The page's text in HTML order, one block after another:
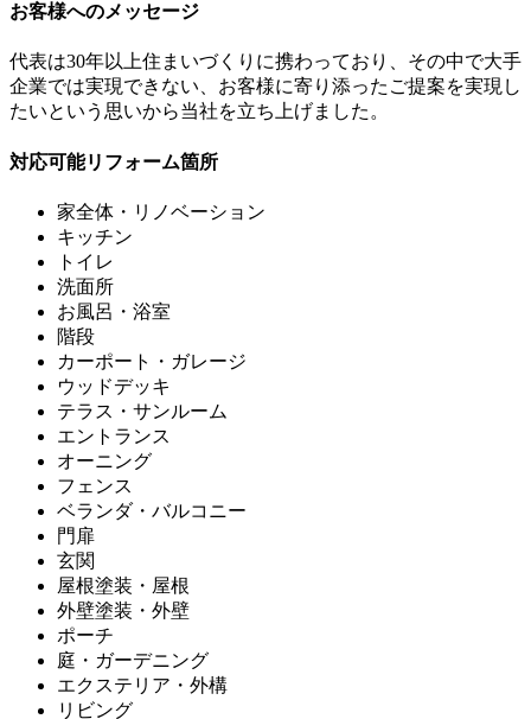
お客様へのメッセージ
代表は30年以上住まいづくりに携わっており、その中で大手
企業では実現できない、お客様に寄り添ったご提案を実現し
たいという思いから当社を立ち上げました。
対応可能リフォーム箇所
家全体・リノベーション
キッチン
トイレ
洗面所
お風呂・浴室
階段
カーポート・ガレージ
ウッドデッキ
テラス・サンルーム
エントランス
オーニング
フェンス
ベランダ・バルコニー
門扉
玄関
屋根塗装・屋根
外壁塗装・外壁
ポーチ
庭・ガーデニング
エクステリア・外構
リビング